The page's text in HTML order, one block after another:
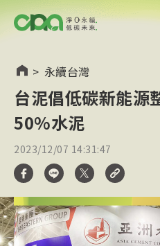
> 永續台灣
台泥倡低碳新能源
50%水泥
2023/12/07 14:31:47